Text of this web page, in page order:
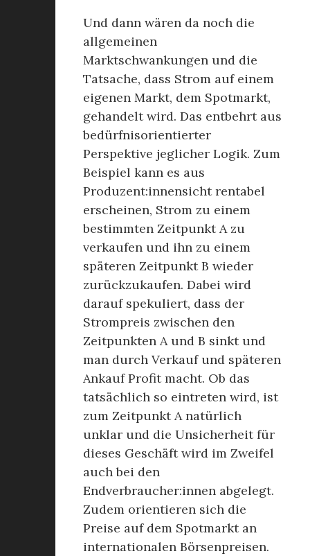
Und dann wären da noch die
allgemeinen
Marktschwankungen und die
Tatsache, dass Strom auf einem
eigenen Markt, dem Spotmarkt,
gehandelt wird. Das entbehrt aus
bedürfnisorientierter
Perspektive jeglicher Logik. Zum
Beispiel kann es aus
Produzent:innensicht rentabel
erscheinen, Strom zu einem
bestimmten Zeitpunkt A zu
verkaufen und ihn zu einem
späteren Zeitpunkt B wieder
zurückzukaufen. Dabei wird
darauf spekuliert, dass der
Strompreis zwischen den
Zeitpunkten A und B sinkt und
man durch Verkauf und späteren
Ankauf Profit macht. Ob das
tatsächlich so eintreten wird, ist
zum Zeitpunkt A natürlich
unklar und die Unsicherheit für
dieses Geschäft wird im Zweifel
auch bei den
Endverbraucher:innen abgelegt.
Zudem orientieren sich die
Preise auf dem Spotmarkt an
internationalen Börsenpreisen.